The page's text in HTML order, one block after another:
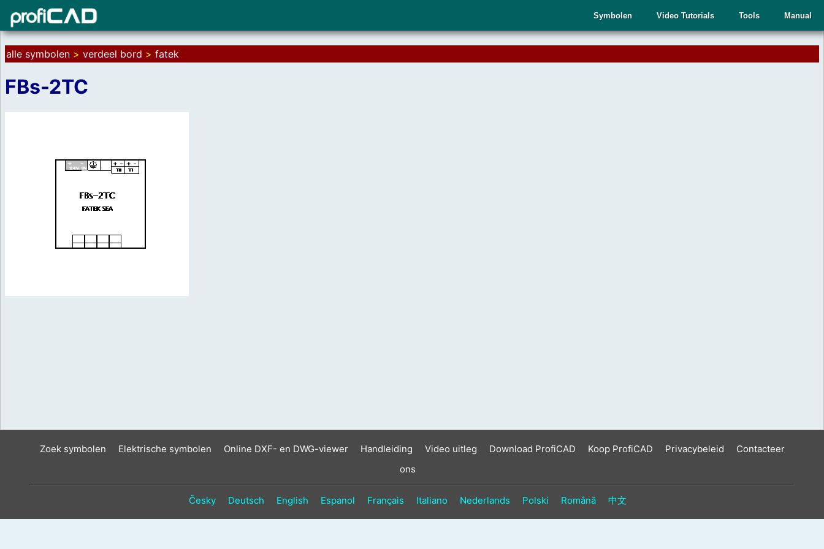
Manual
Tools
Video Tutorials
Symbolen
alle symbolen > verdeel bord > fatek
FBs-2TC
Zoek symbolen Elektrische symbolen Online DXF- en DWG-viewer Handleiding Video uitleg Download ProfiCAD Koop ProfiCAD Privacybeleid
Contacteer
ons
Česky Deutsch English Espanol Français Italiano Nederlands Polski Română 中文